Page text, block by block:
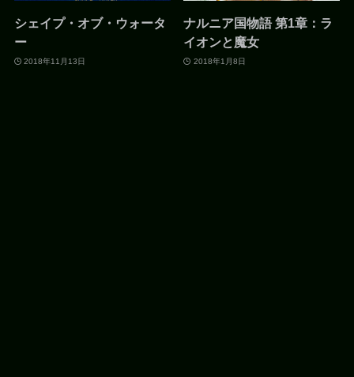
シェイプ・オブ・ウォータ
ー
2018年11月13日
ナルニア国物語 第1章：ラ
イオンと魔女
2018年1月8日